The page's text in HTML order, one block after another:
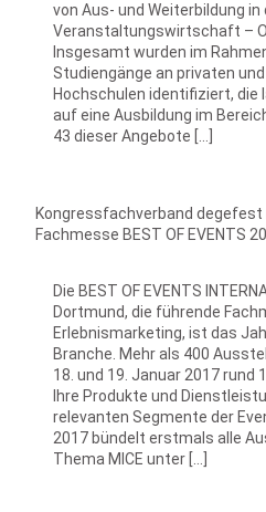
von Aus- und Weiterbildung in
Veranstaltungswirtschaft –
Insgesamt wurden im
Studiengänge an privaten
Hochschulen identifiziert,
auf eine Ausbildung im
43 dieser Angebote […]
Kongressfachverband
Fachmesse BEST OF EVENTS
Die BEST OF EVENTS
Dortmund, die führende
Erlebnismarketing, ist das
Branche. Mehr als 400
18. und 19. Januar 2017 rund
Ihre Produkte und
relevanten Segmente der
2017 bündelt erstmals alle
Thema MICE unter […]